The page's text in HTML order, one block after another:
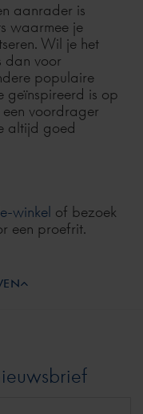
aanrader is
waarmee je
Wil je het
dan voor
populaire
geïnspireerd is op
voordrager
altijd goed
winkel of bezoek
een proefrit.